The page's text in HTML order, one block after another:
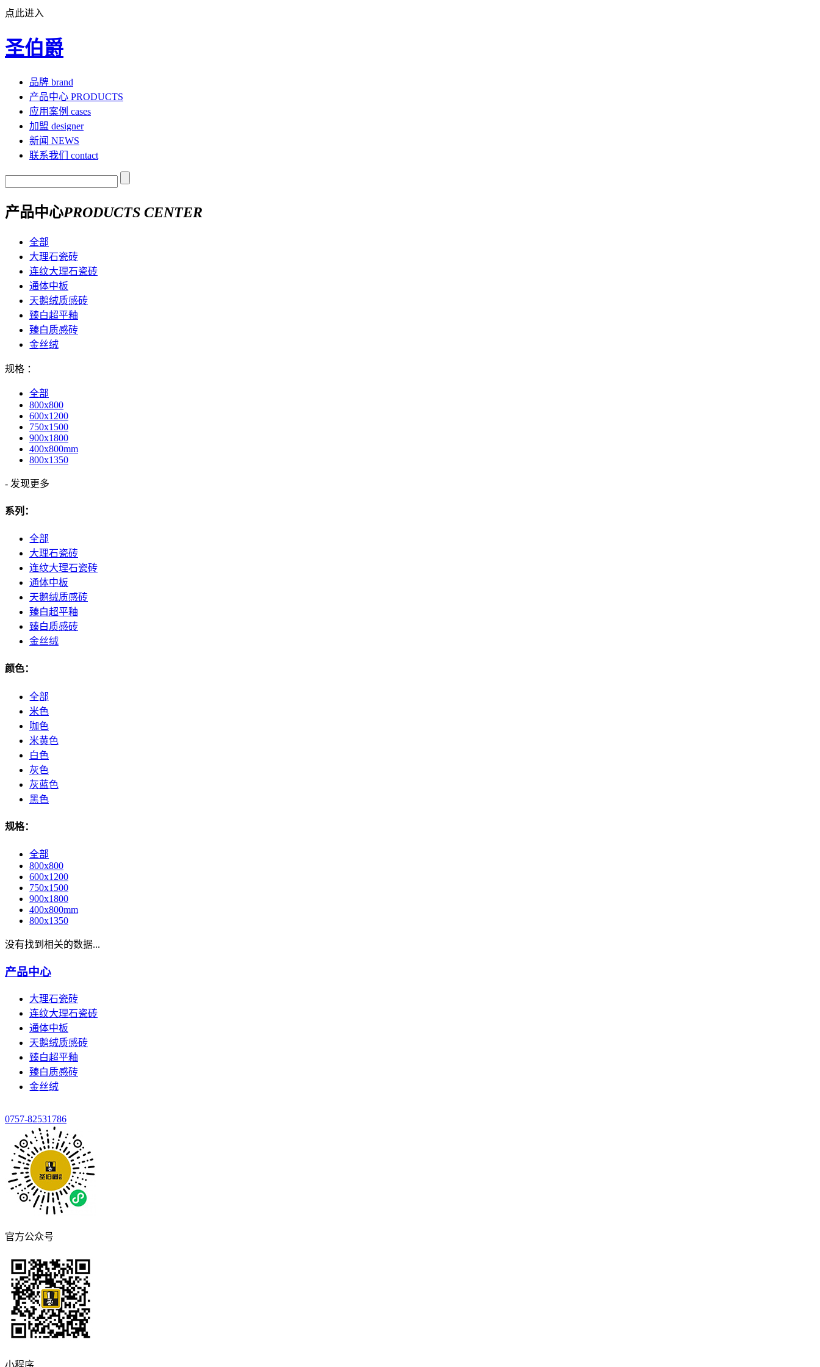
点此进入
圣伯爵
品牌 brand
产品中心 PRODUCTS
应用案例 cases
加盟 designer
新闻 NEWS
联系我们
contact
产品中心PRODUCTS CENTER
全部
大理石瓷砖
连纹大理石瓷砖
通体中板
天鹅绒质感砖
臻白超平釉
臻白质感砖
金丝绒
规格 ：
全部
800x800
600x1200
750x1500
900x1800
400x800mm
800x1350
- 发现更多
系列：
全部
大理石瓷砖
连纹大理石瓷砖
通体中板
天鹅绒质感砖
臻白超平釉
臻白质感砖
金丝绒
颜色：
全部
米色
咖色
米黄色
白色
灰色
灰蓝色
黑色
规格：
全部
800x800
600x1200
750x1500
900x1800
400x800mm
800x1350
没有找到相关的数据...
产品中心
大理石瓷砖
连纹大理石瓷砖
通体中板
天鹅绒质感砖
臻白超平釉
臻白质感砖
金丝绒
0757-82531786
官方公众号
小程序